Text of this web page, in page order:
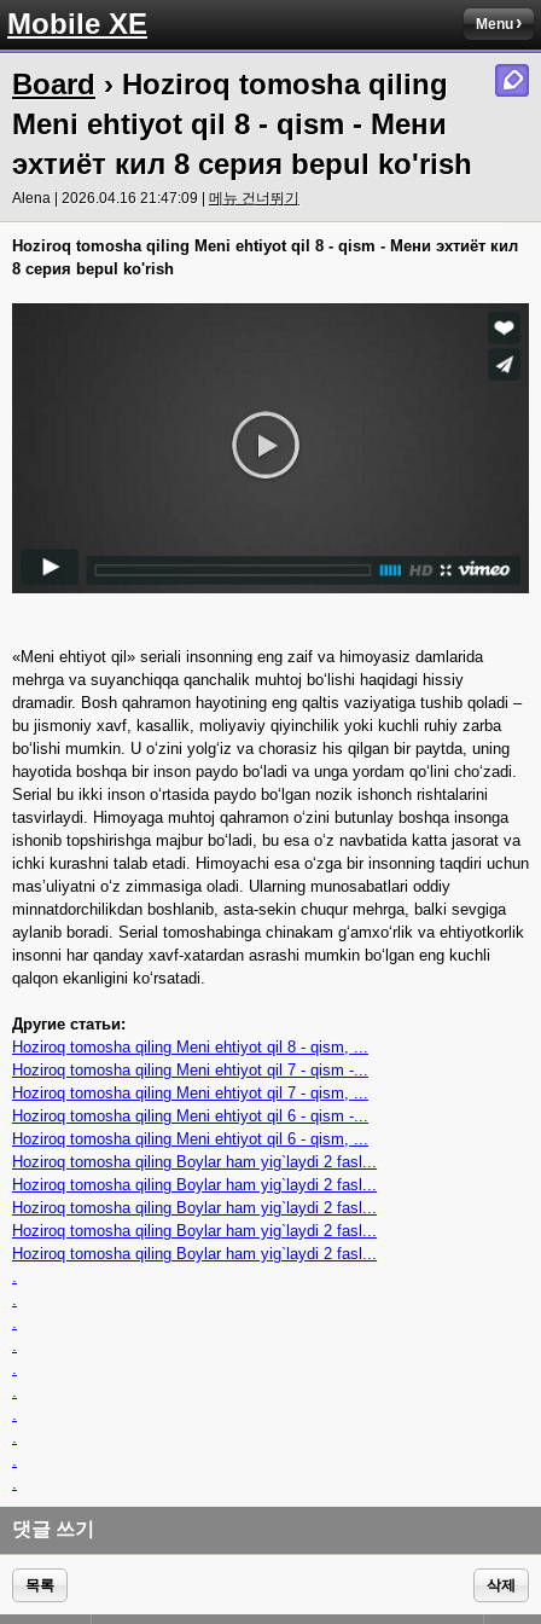
Mobile XE Menu
Board › Hoziroq tomosha qiling
Meni ehtiyot qil 8 - qism - Мени
эхтиёт кил 8 серия bepul ko'rish
Alena | 2026.04.16 21:47:09 | 메뉴 건너뛰기
Hoziroq tomosha qiling Meni ehtiyot qil 8 - qism - Мени эхтиёт кил
8 серия bepul ko'rish
«Meni ehtiyot qil» seriali insonning eng zaif va himoyasiz damlarida
mehrga va suyanchiqqa qanchalik muhtoj bo‘lishi haqidagi hissiy
dramadir. Bosh qahramon hayotining eng qaltis vaziyatiga tushib qoladi –
bu jismoniy xavf, kasallik, moliyaviy qiyinchilik yoki kuchli ruhiy zarba
bo‘lishi mumkin. U o‘zini yolg‘iz va chorasiz his qilgan bir paytda, uning
hayotida boshqa bir inson paydo bo‘ladi va unga yordam qo‘lini cho‘zadi.
Serial bu ikki inson o‘rtasida paydo bo‘lgan nozik ishonch rishtalarini
tasvirlaydi. Himoyaga muhtoj qahramon o‘zini butunlay boshqa insonga
ishonib topshirishga majbur bo‘ladi, bu esa o‘z navbatida katta jasorat va
ichki kurashni talab etadi. Himoyachi esa o‘zga bir insonning taqdiri uchun
mas’uliyatni o‘z zimmasiga oladi. Ularning munosabatlari oddiy
minnatdorchilikdan boshlanib, asta-sekin chuqur mehrga, balki sevgiga
aylanib boradi. Serial tomoshabinga chinakam g‘amxo‘rlik va ehtiyotkorlik
insonni har qanday xavf-xatardan asrashi mumkin bo‘lgan eng kuchli
qalqon ekanligini ko‘rsatadi.
Другие статьи:
Hoziroq tomosha qiling Meni ehtiyot qil 8 - qism, ...
Hoziroq tomosha qiling Meni ehtiyot qil 7 - qism -...
Hoziroq tomosha qiling Meni ehtiyot qil 7 - qism, ...
Hoziroq tomosha qiling Meni ehtiyot qil 6 - qism -...
Hoziroq tomosha qiling Meni ehtiyot qil 6 - qism, ...
Hoziroq tomosha qiling Boylar ham yig`laydi 2 fasl...
Hoziroq tomosha qiling Boylar ham yig`laydi 2 fasl...
Hoziroq tomosha qiling Boylar ham yig`laydi 2 fasl...
Hoziroq tomosha qiling Boylar ham yig`laydi 2 fasl...
Hoziroq tomosha qiling Boylar ham yig`laydi 2 fasl...
.
.
.
.
.
.
.
.
.
.
댓글 쓰기
목록 삭제